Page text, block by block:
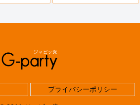
プライバシーポリシー